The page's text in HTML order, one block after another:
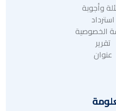
وأجوبة
استرداد
الخصوصية
تقرير
عنوان